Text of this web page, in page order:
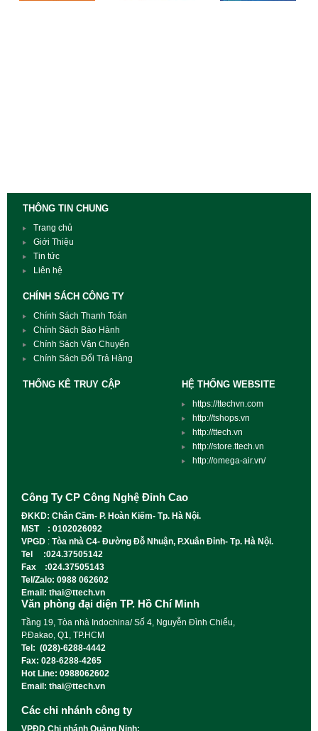
THÔNG TIN CHUNG
Trang chủ
Giới Thiệu
Tin tức
Liên hệ
CHÍNH SÁCH CÔNG TY
Chính Sách Thanh Toán
Chính Sách Bảo Hành
Chính Sách Vận Chuyển
Chính Sách Đổi Trả Hàng
THỐNG KÊ TRUY CẬP HỆ THỐNG WEBSITE
https://ttechvn.com
http://tshops.vn
http://ttech.vn
http://store.ttech.vn
http://omega-air.vn/
Công Ty CP Công Nghệ Đỉnh Cao
ĐKKD: Chân Cầm- P. Hoàn Kiếm- Tp. Hà Nội.
MST : 0102026092
VPGD : Tòa nhà C4- Đường Đỗ Nhuận, P.Xuân Đỉnh- Tp. Hà Nội.
Tel :024.37505142
Fax :024.37505143
Tel/Zalo: 0988 062602
Email: thai@ttech.vn
Văn phòng đại diện TP. Hồ Chí Minh
Tầng 19, Tòa nhà Indochina/ Số 4, Nguyễn Đình Chiểu,
P.Đakao, Q1, TP.HCM
Tel: (028)-6288-4442
Fax: 028-6288-4265
Hot Line: 0988062602
Email: thai@ttech.vn
Các chi nhánh công ty
VPĐD Chi nhánh Quảng Ninh: